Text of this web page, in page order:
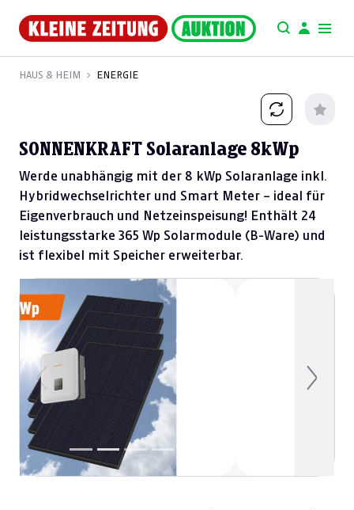
HAUS & HEIM ENERGIE
SONNENKRAFT Solaranlage 8kWp
Werde unabhängig mit der 8 kWp Solaranlage inkl.
Hybridwechselrichter und Smart Meter – ideal für
Eigenverbrauch und Netzeinspeisung! Enthält 24
leistungsstarke 365 Wp Solarmodule (B-Ware) und
ist flexibel mit Speicher erweiterbar.
Previous Next